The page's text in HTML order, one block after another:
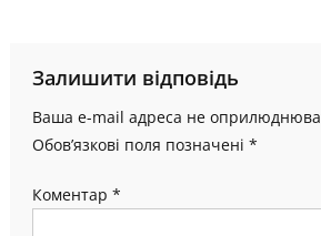
Залишити відповідь
Ваша e-mail адреса не
Обов’язкові поля позначені *
Коментар *